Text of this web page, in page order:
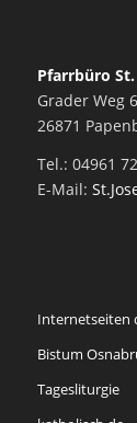
Pfarrbüro St.
Grader Weg
26871
Tel.: 04961
E-Mail:
Internetseiten
Bistum
Tagesliturgie